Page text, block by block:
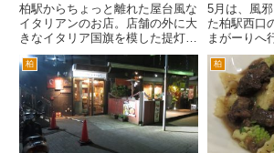
柏駅からちょっと離れた屋台風な
イタリアンのお店。店舗の外に大
きなイタリア国旗を模した提灯
（ちょうちん）があるのがとても
印象的です。 イタリアンのお店
というのはわかったのですが、提
灯はどういう意味かなと以前から
思ってました。 コンセプトと
し...
5月は、風
た柏駅西口
まがーりへ
今月中に行
ニューに「
イトルがあ
方のコラム
みに6月の
ー...
柏 柏